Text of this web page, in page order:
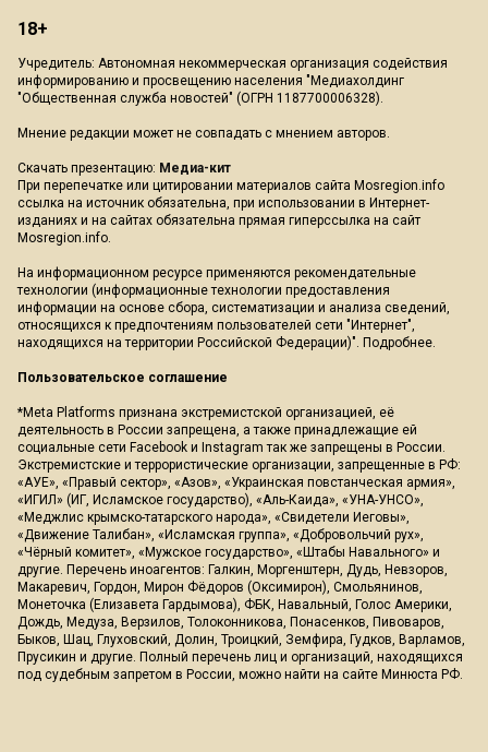
18+
Учредитель: Автономная некоммерческая организация содействия
информированию и просвещению населения "Медиахолдинг
"Общественная служба новостей" (ОГРН 1187700006328).
Мнение редакции может не совпадать с мнением авторов.
Скачать презентацию: Медиа-кит
При перепечатке или цитировании материалов сайта Mosregion.info
ссылка на источник обязательна, при использовании в Интернет-
изданиях и на сайтах обязательна прямая гиперссылка на сайт
Mosregion.info.
На информационном ресурсе применяются рекомендательные
технологии (информационные технологии предоставления
информации на основе сбора, систематизации и анализа сведений,
относящихся к предпочтениям пользователей сети "Интернет",
находящихся на территории Российской Федерации)". Подробнее.
Пользовательское соглашение
*Meta Platforms признана экстремистской организацией, её
деятельность в России запрещена, а также принадлежащие ей
социальные сети Facebook и Instagram так же запрещены в России.
Экстремистские и террористические организации, запрещенные в РФ:
«АУЕ», «Правый сектор», «Азов», «Украинская повстанческая армия»,
«ИГИЛ» (ИГ, Исламское государство), «Аль-Каида», «УНА-УНСО»,
«Меджлис крымско-татарского народа», «Свидетели Иеговы»,
«Движение Талибан», «Исламская группа», «Добровольчий рух»,
«Чёрный комитет», «Мужское государство», «Штабы Навального» и
другие. Перечень иноагентов: Галкин, Моргенштерн, Дудь, Невзоров,
Макаревич, Гордон, Мирон Фёдоров (Оксимирон), Смольянинов,
Монеточка (Елизавета Гардымова), ФБК, Навальный, Голос Америки,
Дождь, Медуза, Верзилов, Толоконникова, Понасенков, Пивоваров,
Быков, Шац, Глуховский, Долин, Троицкий, Земфира, Гудков, Варламов,
Прусикин и другие. Полный перечень лиц и организаций, находящихся
под судебным запретом в России, можно найти на сайте Минюста РФ.